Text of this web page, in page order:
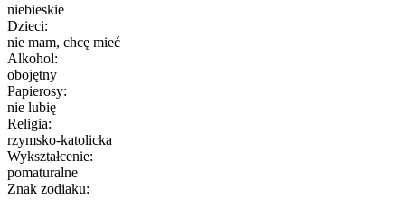
niebieskie
Dzieci:
nie mam, chcę mieć
Alkohol:
obojętny
Papierosy:
nie lubię
Religia:
rzymsko-katolicka
Wykształcenie:
pomaturalne
Znak zodiaku: